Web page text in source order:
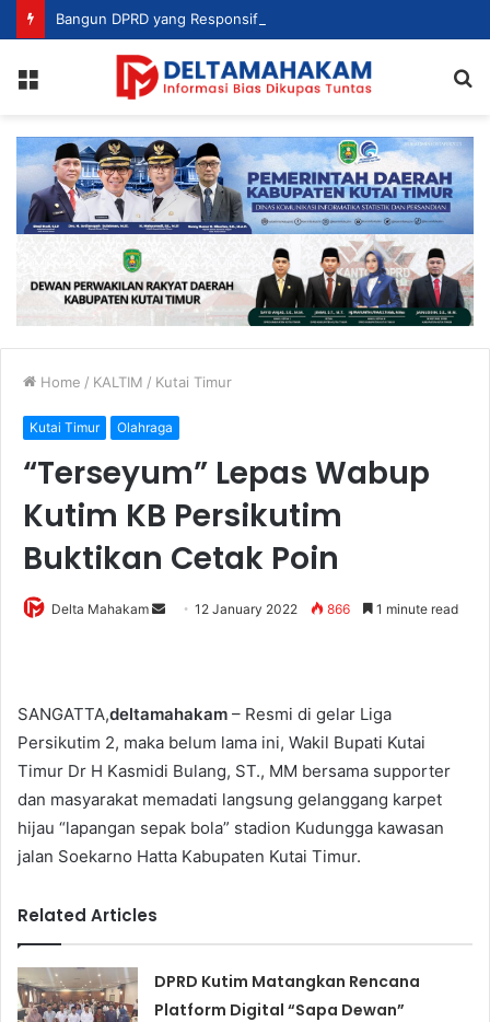
Home / KALTIM / Kutai Timur
Kutai Timur Olahraga
“Terseyum” Lepas Wabup
Kutim KB Persikutim
Buktikan Cetak Poin
Delta Mahakam
a
n
e
m
12 January 2022 866 1 minute read
SANGATTA,deltamahakam – Resmi di gelar Liga
Persikutim 2, maka belum lama ini, Wakil Bupati Kutai
Timur Dr H Kasmidi Bulang, ST., MM bersama supporter
dan masyarakat memadati langsung gelanggang karpet
hijau “lapangan sepak bola” stadion Kudungga kawasan
jalan Soekarno Hatta Kabupaten Kutai Timur.
Related Articles
DPRD Kutim Matangkan Rencana
Platform Digital “Sapa Dewan”